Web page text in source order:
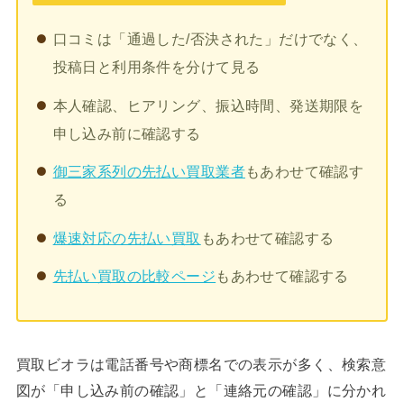
口コミは「通過した/否決された」だけでなく、
投稿日と利用条件を分けて見る
本人確認、ヒアリング、振込時間、発送期限を
申し込み前に確認する
御三家系列の先払い買取業者もあわせて確認す
る
爆速対応の先払い買取 もあわせて確認する
先払い買取の比較ページ もあわせて確認する
買取ビオラは電話番号や商標名での表示が多く、検索意
図が「申し込み前の確認」と「連絡元の確認」に分かれ